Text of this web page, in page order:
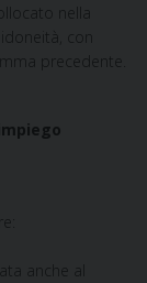
nella
con
precedente.
anche al